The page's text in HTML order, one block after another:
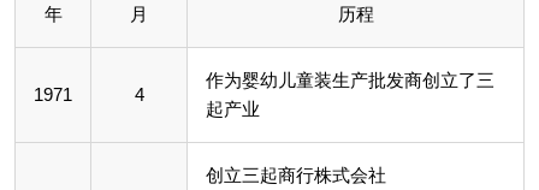
年 月 历程
1971 4
作为婴幼儿童装生产批发商创立了三
起产业
创立三起商行株式会社